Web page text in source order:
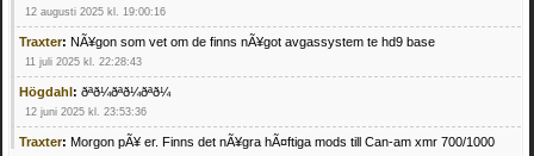
12 augusti 2025 kl. 19:00:16
Traxter: NÃ¥gon som vet om de finns nÃ¥got avgassystem te hd9 base
11 juli 2025 kl. 22:28:43
Högdahl: ðªð¼ðªð¼ðªð¼
12 juni 2025 kl. 23:53:36
Traxter: Morgon pÃ¥ er. Finns det nÃ¥gra hÃ¤ftiga mods till Can-am xmr 700/1000